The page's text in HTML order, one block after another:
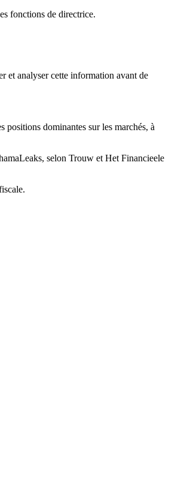
fonctions de directrice.
et analyser cette information avant de
positions dominantes sur les marchés, à
selon Trouw et Het Financieele